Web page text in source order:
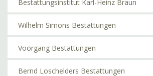
Bestattungsinstitut Karl-Heinz Braun
Wilhelm Simons Bestattungen
Voorgang Bestattungen
Bernd Loschelders Bestattungen